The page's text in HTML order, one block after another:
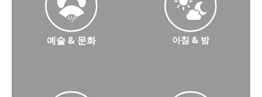
예술 & 문화 아침 & 밤